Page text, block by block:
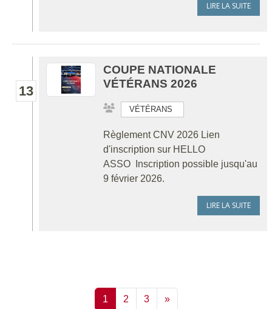
LIRE LA SUITE
13
COUPE NATIONALE
VÉTÉRANS 2026
VÉTÉRANS
Règlement CNV 2026 Lien
d'inscription sur HELLO
ASSO Inscription possible jusqu'au
9 février 2026.
LIRE LA SUITE
1 2 3 »